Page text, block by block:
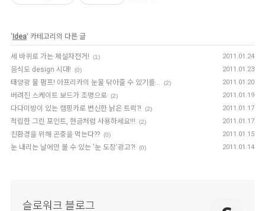
' Idea' 카테고리의 다른 글
세 바퀴로 가는 제설자전거! (1) 2011.01.24
음식도 design 시대! (0) 2011.01.23
태양광 물 펌프! 아프리카의 눈물 닦아줄 수 있기를... (2) 2011.01.20
버려진 스케이트 보드가 조명으로 (2) 2011.01.19
다다미방이 있는 캠핑카로 변신한 낡은 트럭?! (2) 2011.01.17
적립한 그린 포인트, 현금처럼 사용하세요!!! (2) 2011.01.17
친환경을 위해 곤충을 먹는다?? (0) 2011.01.15
눈 내리는 날에만 볼 수 있는 '눈 도장'광고?! (0) 2011.01.14
슬로워크 블로그